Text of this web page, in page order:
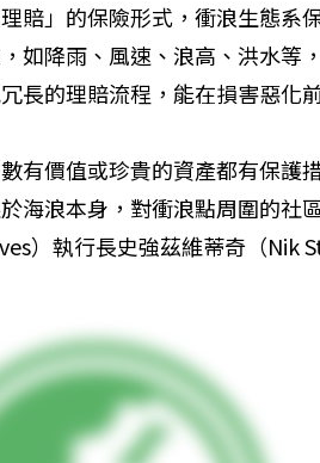
賠」的保險形式，衝浪生態系
如降雨、風速、浪高、洪水等
長的理賠流程，能在損害惡化
有價值或珍貴的資產都有保護
海浪本身，對衝浪點周圍的社
）執行長史強茲維蒂奇（Nik